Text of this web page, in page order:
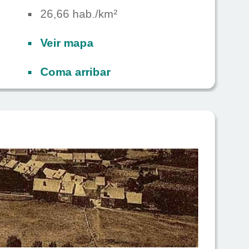
26,66 hab./km²
Veir mapa
Coma arribar